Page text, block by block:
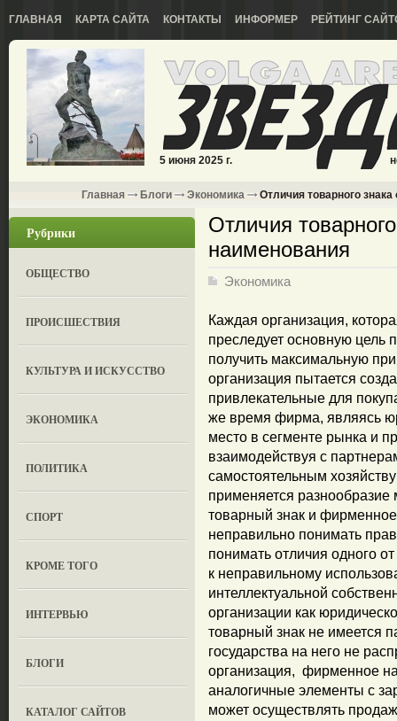
ГЛАВНАЯ КАРТА САЙТА КОНТАКТЫ ИНФОРМЕР РЕЙТИНГ
5 июня 2025 г.
Главная Блоги Экономика Отличия товарного
Рубрики
ОБЩЕСТВО
ПРОИСШЕСТВИЯ
КУЛЬТУРА И ИСКУССТВО
ЭКОНОМИКА
ПОЛИТИКА
СПОРТ
КРОМЕ ТОГО
ИНТЕРВЬЮ
БЛОГИ
КАТАЛОГ САЙТОВ
Отличия
наименования
Экономика
Каждая организация,
преследует основную цель
получить максимальную
организация пытается
привлекательные для
же время фирма, являясь
место в сегменте рынка и
взаимодействуя с
самостоятельным
применяется разнообразие
товарный знак и
неправильно понимать
понимать отличия одного
к неправильному
интеллектуальной
организации как
товарный знак не имеется
государства на него не
организация, фирменное
аналогичные элементы с
может осуществлять